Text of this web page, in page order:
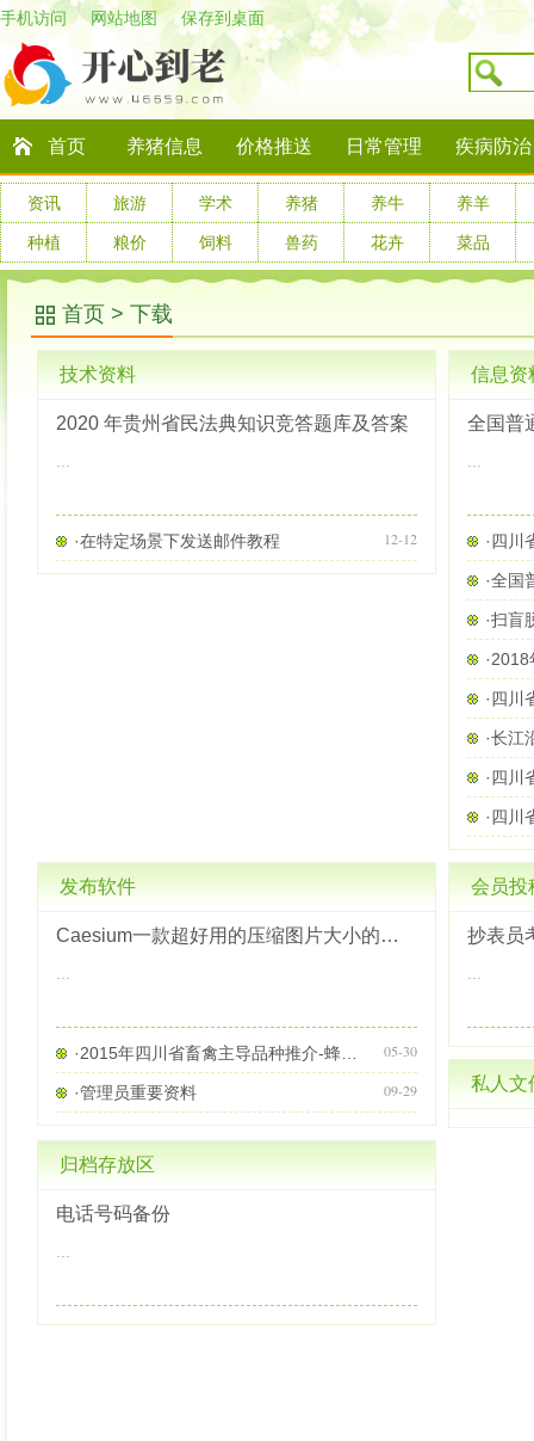
手机访问 网站地图 保存到桌面
首页 养猪信息 价格推送 日常管理 疾病防治
资讯 旅游 学术 养猪 养牛 养羊
种植 粮价 饲料 兽药 花卉 菜品
首页 > 下载
技术资料
2020 年贵州省民法典知识竞答题库及答案
12-12
·在特定场景下发送邮件教程
信息资
·四川
·扫盲
发布软件
Caesium一款超好用的压缩图片大小的软件
05-30
09-29
·管理员重要资料
会员投
抄表员
私人文
归档存放区
电话号码备份